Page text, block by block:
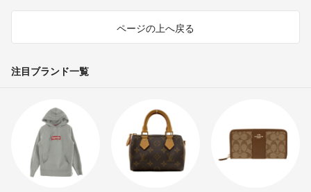
ページの上へ戻る
注目ブランド一覧